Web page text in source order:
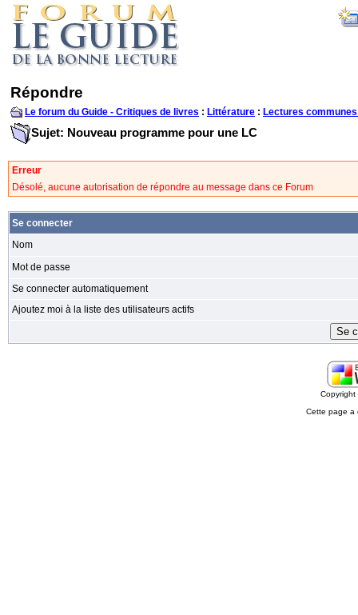
Répondre
Le forum du Guide - Critiques de livres : Littérature : Lectures
Sujet: Nouveau programme pour une LC
Erreur
Désolé, aucune autorisation de répondre au message dans ce Forum
Se connecter
Nom
Mot de passe
Se connecter automatiquement
Ajoutez moi à la liste des utilisateurs actifs
Cette page a